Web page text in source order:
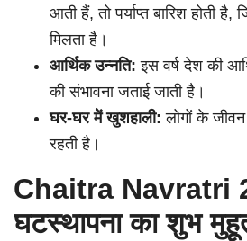
आती हैं, तो पर्याप्त बारिश होती
मिलता है।
आर्थिक उन्नति: इस वर्ष देश की
की संभावना जताई जाती है।
घर-घर में खुशहाली: लोगों के जीवन
रहती है।
Chaitra Navratri
घटस्थापना का शुभ